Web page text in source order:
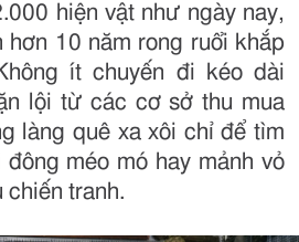
hiện vật như ngày nay,
hơn 10 năm rong ruổi khắp
ít chuyến đi kéo dài
lội từ các cơ sở thu mua
làng quê xa xôi chỉ để tìm
méo mó hay mảnh vỏ
chiến tranh.